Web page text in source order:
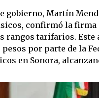
gobierno, Martín
confirmó la firma
rangos tarifarios. Este
por parte de la
en Sonora,